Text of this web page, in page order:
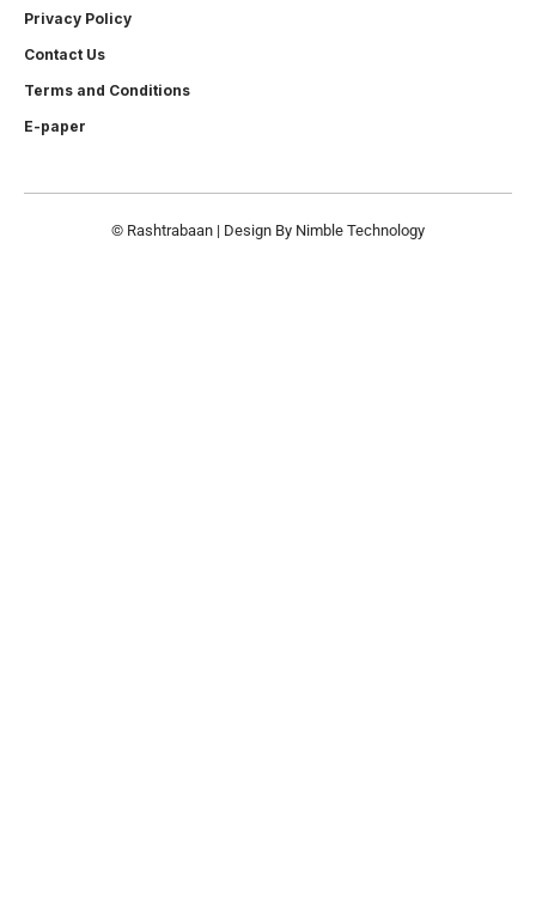
Privacy Policy
Contact Us
Terms and Conditions
E-paper
© Rashtrabaan | Design By Nimble Technology